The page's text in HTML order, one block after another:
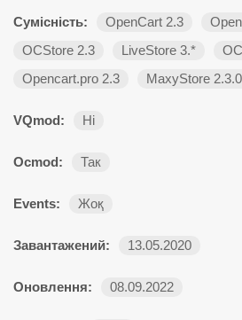
Сумісність: OpenCart 2.3
OCStore 2.3
LiveStore 3.*
Opencart.pro 2.3
MaxyStore
VQmod: Ні
Ocmod: Так
Events: Жоқ
Завантажений: 13.05.2020
Оновлення: 08.09.2022